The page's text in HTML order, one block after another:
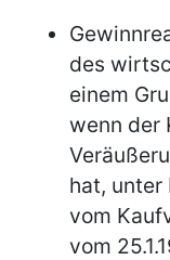
des
einem
wenn der
hat, unter
vom
vom